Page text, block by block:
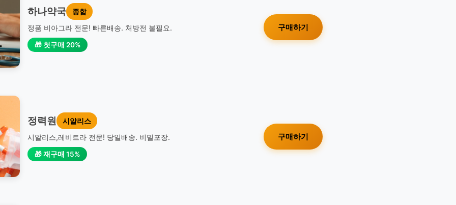
하나약국
종합
정품 비아그라 전문! 빠른배송. 처방전 불필요.
🎁 첫구매 20%
구매하기
정력원
시알리스
시알리스,레비트라 전문! 당일배송. 비밀포장.
🎁 재구매 15%
구매하기